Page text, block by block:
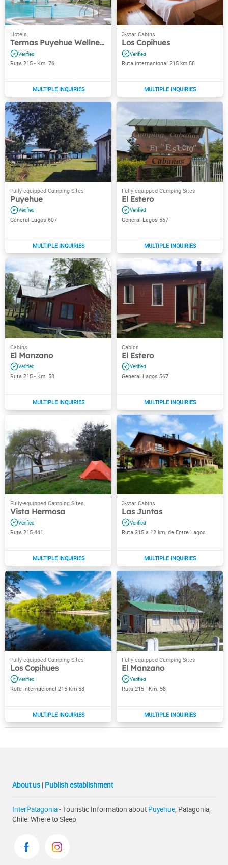
Termas Puyehue Wellness & Spa Resort
Ruta 215 - Km. 76
Los Copihues
Ruta internacional 215 km 58
Puyehue
General Lagos 607
El Estero
General Lagos 567
El Manzano
Ruta 215 - Km. 58
El Estero
General Lagos 567
Vista Hermosa
Ruta 215 441
Las Juntas
Ruta 215 a 12 km. de Entre Lagos
Los Copihues
Ruta Internacional 215 Km 58
El Manzano
Ruta 215 - Km. 58
About us | Publish establishment
InterPatagonia- Touristic Information about Puyehue, Patagonia,
Chile: Where to Sleep